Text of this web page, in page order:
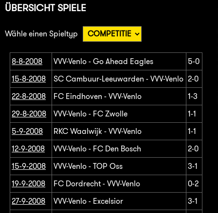
ÜBERSICHT SPIELE
Wähle einen Spieltyp
8-8-2008 VVV-Venlo - Go Ahead Eagles
5-0
15-8-2008
SC Cambuur-Leeuwarden - VVV-Venlo 2-0
22-8-2008
FC Eindhoven - VVV-Venlo
1-3
29-8-2008
VVV-Venlo - FC Zwolle
1-1
5-9-2008
RKC Waalwijk - VVV-Venlo
1-1
12-9-2008
VVV-Venlo - FC Den Bosch
2-0
15-9-2008
VVV-Venlo - TOP Oss
3-1
19-9-2008
FC Dordrecht - VVV-Venlo
0-2
27-9-2008
VVV-Venlo - Excelsior
3-1